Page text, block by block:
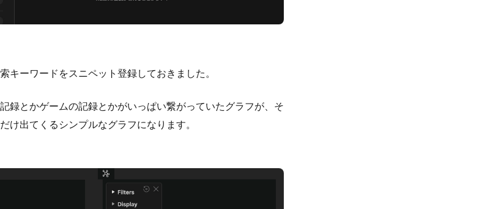
キーワードをスニペット登録しておきました。
録とかゲームの記録とかがいっぱい繋がっていたグラフが、そ
け出てくるシンプルなグラフになります。